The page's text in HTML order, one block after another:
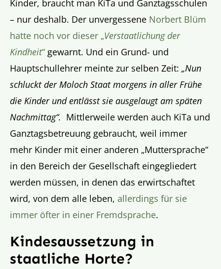
Kinder, braucht man KiTa und Ganztagsschulen
– nur deshalb. Der unvergessene Norbert Blüm
hatte noch vor dieser „Verstaatlichung der
Kindheit“ gewarnt. Und ein Grund- und
Hauptschullehrer meinte zur selben Zeit: „Nun
schluckt der Moloch Staat morgens in aller Frühe
die Kinder und entlässt sie ausgelaugt am späten
Nachmittag“. Mittlerweile werden auch KiTa und
Ganztagsbetreuung gebraucht, weil immer
mehr Kinder mit einer anderen „Muttersprache“
in den Bereich der Gesellschaft eingegliedert
werden müssen, in denen das erwirtschaftet
wird, von dem alle leben, allerdings für sie
immer öfter in einer Fremdsprache.
Kindesaussetzung in
staatliche Horte?